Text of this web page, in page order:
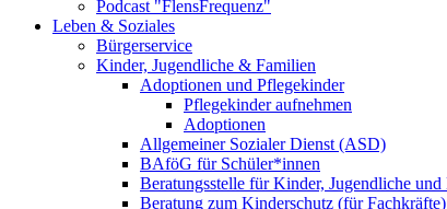
Podcast "FlensFrequenz"
Leben & Soziales
Bürgerservice
Kinder, Jugendliche & Familien
Adoptionen und Pflegekinder
Pflegekinder aufnehmen
Adoptionen
Allgemeiner Sozialer Dienst (ASD)
BAföG für Schüler*innen
Beratungsstelle für Kinder, Jugendliche und
Beratung zum Kinderschutz (für Fachkräfte)